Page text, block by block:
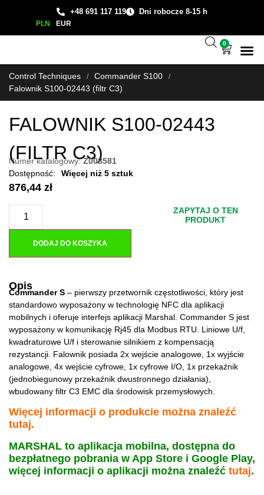
+48 691 117 119 Dni robocze 8-15 h
PLN EUR
0
Control Techniques / Commander S100 /
Falownik S100-02443 (filtr C3)
FALOWNIK S100-02443
(FILTR C3)
Numer katalogowy:Z008581
Więcej niż 5 sztuk
876,44 zł
DODAJ DO KOSZYKA
ZAPYTAJ O TEN
PRODUKT
Opis
Commander S – pierwszy przetwornik częstotliwości, który jest
standardowo wyposażony w technologię NFC dla aplikacji
mobilnych i oferuje interfejs aplikacji Marshal. Commander S jest
wyposażony w komunikację Rj45 dla Modbus RTU. Liniowe U/f,
kwadraturowe U/f i sterowanie silnikiem z kompensacją
rezystancji. Falownik posiada 2x wejście analogowe, 1x wyjście
analogowe, 4x wejście cyfrowe, 1x cyfrowe I/O, 1x przekaźnik
(jednobiegunowy przekaźnik dwustronnego działania),
wbudowany filtr C3 EMC dla środowisk przemysłowych.
Więcej informacji o produkcie można znaleźć
tutaj.
MARSHAL to aplikacja mobilna, dostępna do
bezpłatnego pobrania w App Store i Google Play,
więcej informacji o aplikacji można znaleźć tutaj.